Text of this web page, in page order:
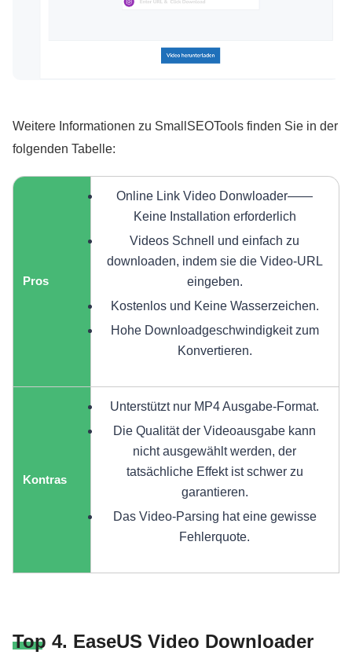
Weitere Informationen zu SmallSEOTools finden Sie in der
folgenden Tabelle:
Pros
Online Link Video Donwloader——
Keine Installation erforderlich
Videos Schnell und einfach zu
downloaden, indem sie die Video-URL
eingeben.
Kostenlos und Keine Wasserzeichen.
Hohe Downloadgeschwindigkeit zum
Konvertieren.
Kontras
Unterstützt nur MP4 Ausgabe-Format.
Die Qualität der Videoausgabe kann
nicht ausgewählt werden, der
tatsächliche Effekt ist schwer zu
garantieren.
Das Video-Parsing hat eine gewisse
Fehlerquote.
Top 4. EaseUS Video Downloader